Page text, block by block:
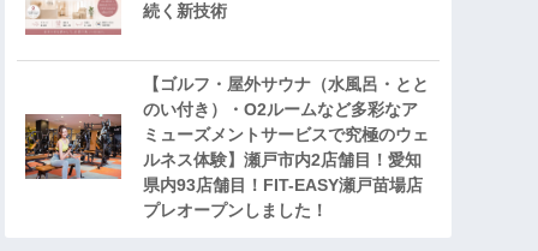
続く新技術
【ゴルフ・屋外サウナ（水風呂・とと
のい付き）・O2ルームなど多彩なア
ミューズメントサービスで究極のウェ
ルネス体験】瀬戸市内2店舗目！愛知
県内93店舗目！FIT-EASY瀬戸苗場店
プレオープンしました！